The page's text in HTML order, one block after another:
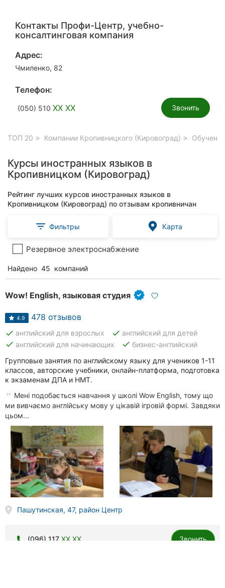
Контакты Профи-Центр, учебно-
консалтинговая компания
Адрес:
Чмиленко, 82
Телефон:
(050) 510 XX XX Звонить
ТОП 20 Компании Кропивницкого (Кировоград)
Курсы иностранных языков в
Кропивницком (Кировоград)
Рейтинг лучших курсов иностранных языков в
Кропивницком (Кировоград) по отзывам кропивничан
Фильтры Карта
Резервное электроснабжение
Найдено 45 компаний
Wow! English, языковая студия
4.9 478 отзывов
done английский для взрослых done английский для детей
done английский для начинающих done бизнес-английский
Групповые занятия по английскому языку для учеников 1-11
классов, авторские учебники, онлайн-платформа, подготовка
к экзаменам ДПА и НМТ.
Мені подобається навчання у школі Wow English, тому що
ми вивчаємо англійську мову у цікавій ігровій формі. Завдяки
цьом...
Пашутинская, 47, район Центр
(096) 117 XX XX Звонить